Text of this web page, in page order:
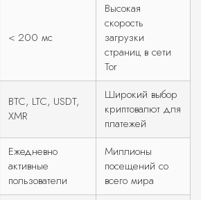
< 200 мс
Высокая
скорость
загрузки
страниц в сети
Tor
BTC, LTC, USDT,
XMR
Широкий выбор
криптовалют для
платежей
Ежедневно
активные
пользователи
Миллионы
посещений со
всего мира